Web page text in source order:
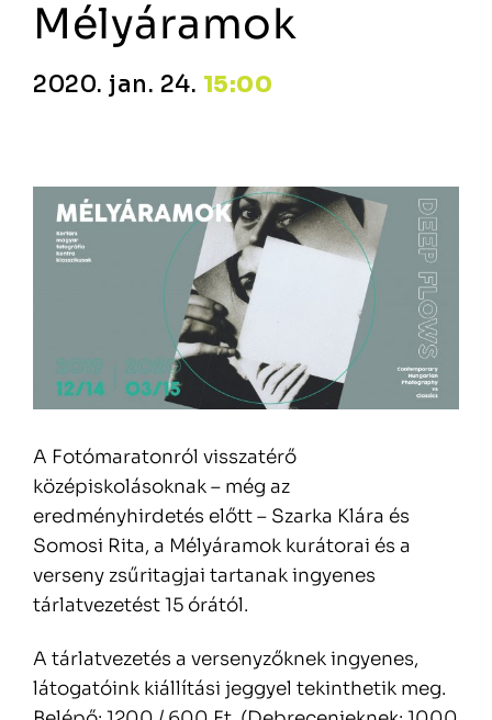
Mélyáramok
2020. jan. 24. 15:00
A Fotómaratonról visszatérő
középiskolásoknak – még az
eredményhirdetés előtt – Szarka Klára és
Somosi Rita, a Mélyáramok kurátorai és a
verseny zsűritagjai tartanak ingyenes
tárlatvezetést 15 órától.
A tárlatvezetés a versenyzőknek ingyenes,
látogatóink kiállítási jeggyel tekinthetik meg.